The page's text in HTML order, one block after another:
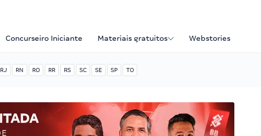
Concurseiro Iniciante Materiais gratuitos Webstories
RJ RN RO RR RS SC SE SP TO